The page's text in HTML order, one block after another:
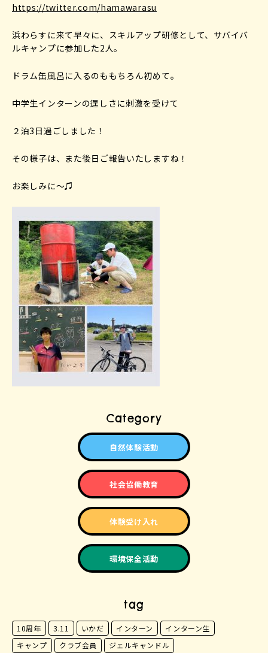
https://twitter.com/hamawarasu
浜わらすに来て早々に、スキルアップ研修として、サバイバ
ルキャンプに参加した2人。
ドラム缶風呂に入るのももちろん初めて。
中学生インターンの逞しさに刺激を受けて
２泊3日過ごしました！
その様子は、また後日ご報告いたしますね！
お楽しみに〜♫
Category
自然体験活動
社会協働教育
体験受け入れ
環境保全活動
tag
10周年 3.11 いかだ インターン
インターン生
キャンプ
クラブ会員 ジェルキャンドル